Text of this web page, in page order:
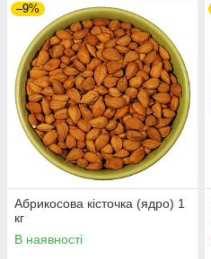
–9%
Абрикосова кісточка (ядро) 1
кг
В наявності